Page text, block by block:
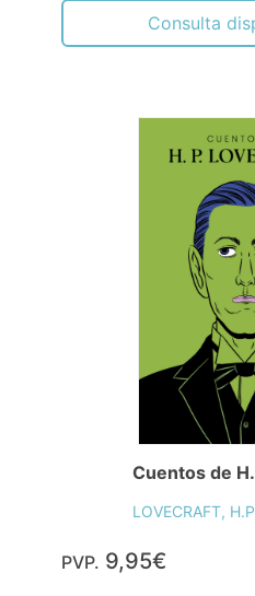
Consulta
Cuentos de
LOVECRAFT,
PVP. 9,95€